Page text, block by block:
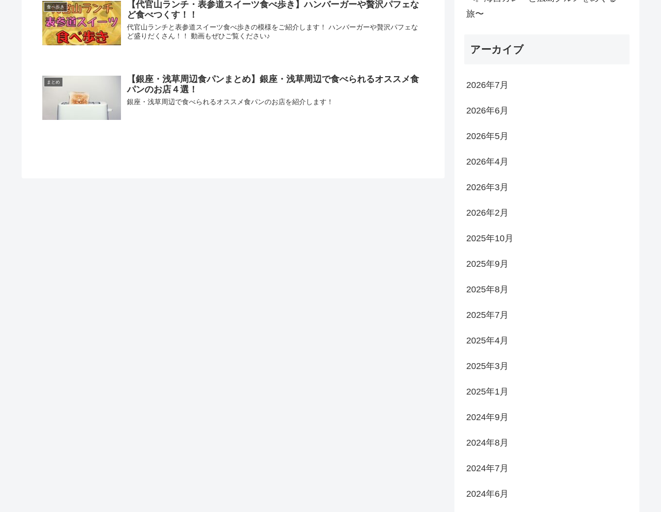
食べ歩き
【代官山ランチ・表参道スイーツ食べ歩き】ハンバーガーや贅沢パフェな
ど食べつくす！！
代官山ランチと表参道スイーツ食べ歩きの模様をご紹介します！ ハンバーガーや贅沢パフェな
ど盛りだくさん！！ 動画もぜひご覧ください♪
まとめ
【銀座・浅草周辺食パンまとめ】銀座・浅草周辺で食べられるオススメ食
パンのお店４選！
銀座・浅草周辺で食べられるオススメ食パンのお店を紹介します！
旅〜
アーカイブ
2026年7月
2026年6月
2026年5月
2026年4月
2026年3月
2026年2月
2025年10月
2025年9月
2025年8月
2025年7月
2025年4月
2025年3月
2025年1月
2024年9月
2024年8月
2024年7月
2024年6月